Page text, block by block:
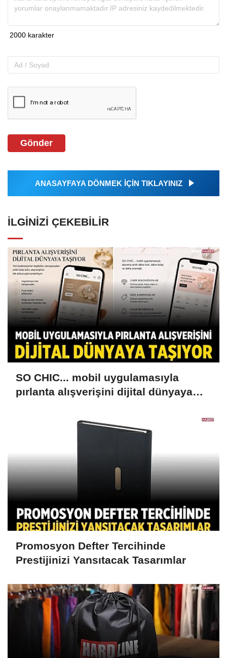
Gönder
ANASAYFAYA DÖNMEK İÇİN TIKLAYINIZ
İLGINIZI ÇEKEBILIR
SO CHIC... mobil uygulamasıyla
pırlanta alışverişini dijital dünyaya
Promosyon Defter Tercihinde
Prestijinizi Yansıtacak Tasarımlar